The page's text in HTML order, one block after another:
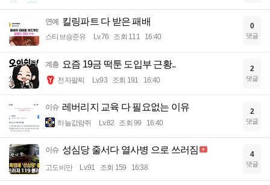
연예 킬링파트 다 받은 패배
스티브승준유 Lv.76 조회 111 16:40
0
댓글
계층 요즘 19금 떡툰 도입부 근황..
전자팔찌 Lv.93 조회 191 16:40
2
댓글
이슈 레버리지 교육 다 필요없는 이유
하늘값람쥐 Lv.82 조회 99 16:40
2
댓글
이슈 성심당 줄서다 열사병 으로 쓰러짐
고도비만 Lv.91 조회 159 16:38
4
댓글